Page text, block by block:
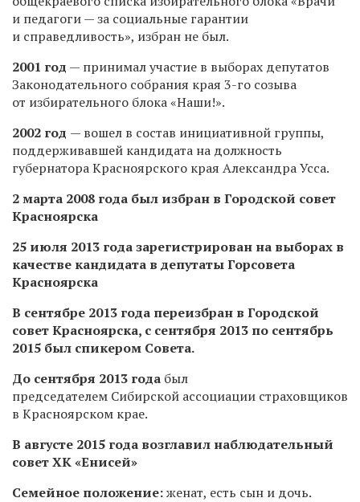
и педагоги — за социальные гарантии
и справедливость», избран не был.
2001 год — принимал участие в выборах депутатов
Законодательного собрания края 3-го созыва
от избирательного блока «Наши!».
2002 год — вошел в состав инициативной группы,
поддерживавшей кандидата на должность
губернатора Красноярского края Александра Усса.
2 марта 2008 года был избран в Городской совет
Красноярска
25 июля 2013 года зарегистрирован на выборах в
качестве кандидата в депутаты Горсовета
Красноярска
В сентябре 2013 года переизбран в Городской
совет Красноярска, с сентября 2013 по сентябрь
2015 был спикером Совета.
До сентября 2013 года был
председателем Сибирской ассоциации страховщиков
в Красноярском крае.
В августе 2015 года возглавил наблюдательный
совет ХК «Енисей»
Семейное положение:женат, есть сын и дочь.